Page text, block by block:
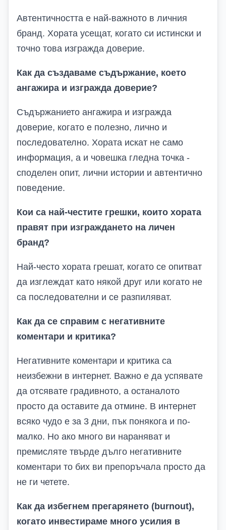
Автентичността е най-важното в личния
бранд. Хората усещат, когато си истински и
точно това изгражда доверие.
Как да създаваме съдържание, което
ангажира и изгражда доверие?
Съдържанието ангажира и изгражда
доверие, когато е полезно, лично и
последователно. Хората искат не само
информация, а и човешка гледна точка -
споделен опит, лични истории и автентично
поведение.
Кои са най-честите грешки, които хората
правят при изграждането на личен
бранд?
Най-често хората грешат, когато се опитват
да изглеждат като някой друг или когато не
са последователни и се разпиляват.
Как да се справим с негативните
коментари и критика?
Негативните коментари и критика са
неизбежни в интернет. Важно е да успявате
да отсявате градивното, а останалото
просто да оставите да отмине. В интернет
всяко чудо е за 3 дни, пък понякога и по-
малко. Но ако много ви нараняват и
премисляте твърде дълго негативните
коментари то бих ви препоръчала просто да
не ги четете.
Как да избегнем прегарянето (burnout),
когато инвестираме много усилия в